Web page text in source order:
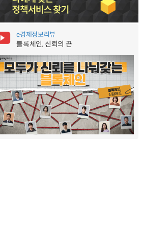
e경제정보리뷰
블록체인, 신뢰의 끈